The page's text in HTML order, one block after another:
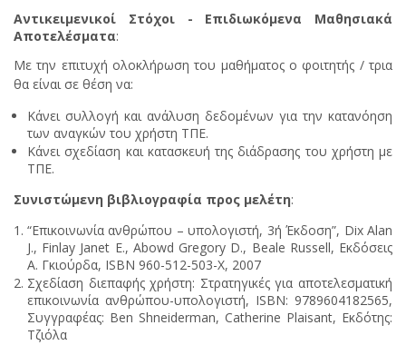
Αντικειμενικοί Στόχοι - Επιδιωκόμενα Μαθησιακά
Αποτελέσματα:
Με την επιτυχή ολοκλήρωση του μαθήματος ο φοιτητής / τρια
θα είναι σε θέση να:
Κάνει συλλογή και ανάλυση δεδομένων για την κατανόηση
των αναγκών του χρήστη ΤΠΕ.
Κάνει σχεδίαση και κατασκευή της διάδρασης του χρήστη με
ΤΠΕ.
Συνιστώμενη βιβλιογραφία προς μελέτη:
“Επικοινωνία ανθρώπου – υπολογιστή, 3ή Έκδοση”, Dix Alan
J., Finlay Janet E., Abowd Gregory D., Beale Russell, Εκδόσεις
Α. Γκιούρδα, ISBN 960-512-503-X, 2007
Σχεδίαση διεπαφής χρήστη: Στρατηγικές για αποτελεσματική
επικοινωνία ανθρώπου-υπολογιστή, ISBN: 9789604182565,
Συγγραφέας: Ben Shneiderman, Catherine Plaisant, Εκδότης:
Τζιόλα